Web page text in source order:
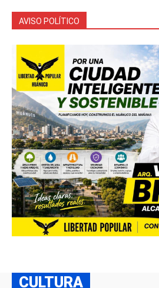
AVISO POLÍTICO
CULTURA